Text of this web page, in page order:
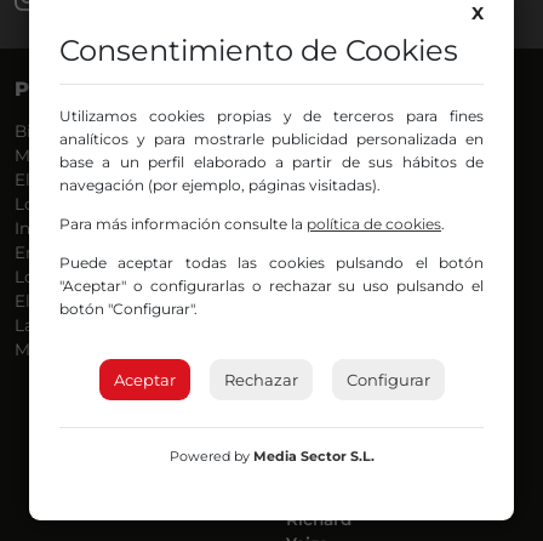
PROGRAMAS
Bilbosport
Más Música
El Madrugador
Lo Más Nuevo
Informativos
En Ruta
Locos por la Música
El Supermadrugador
La Mañana de Radio Nervión
Más Madrugada
VOCES
Agurtzane
Belén Ollero
Dani
Eva Argote
Iker
José Ignacio
Mar y Cielo
Richard
X
Consentimiento de Cookies
Utilizamos cookies propias y de terceros para fines
analíticos y para mostrarle publicidad personalizada en
base a un perfil elaborado a partir de sus hábitos de
navegación (por ejemplo, páginas visitadas).
Para más información consulte la política de cookies.
Puede aceptar todas las cookies pulsando el botón
"Aceptar" o configurarlas o rechazar su uso pulsando el
botón "Configurar".
Aceptar Rechazar Configurar
Powered by Media Sector S.L.